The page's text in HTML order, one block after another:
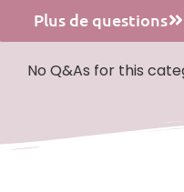
Plus de questions
No Q&As for this